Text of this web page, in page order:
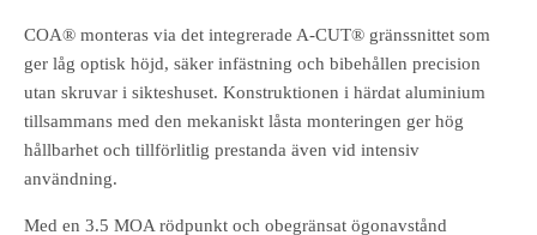
COA® monteras via det integrerade A-CUT® gränssnittet som
ger låg optisk höjd, säker infästning och bibehållen precision
utan skruvar i sikteshuset. Konstruktionen i härdat aluminium
tillsammans med den mekaniskt låsta monteringen ger hög
hållbarhet och tillförlitlig prestanda även vid intensiv
användning.
Med en 3.5 MOA rödpunkt och obegränsat ögonavstånd